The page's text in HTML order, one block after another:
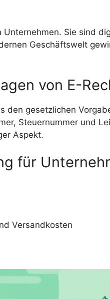
Sie sind
Geschäftswelt
von E-
den gesetzlichen
Steuernummer und
Aspekt.
für
Versandkosten